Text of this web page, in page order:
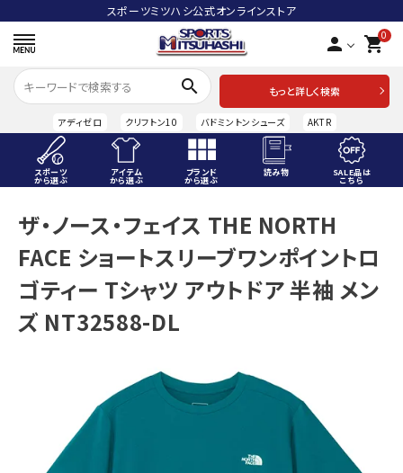
スポーツミツハシ公式オンラインストア
person 0
shopping_cart
search
もっと詳しく検索
アディゼロ クリフトン10 バドミントンシューズ AKTR
スポーツ
から選ぶ
アイテム
から選ぶ
ブランド
から選ぶ
読み物 SALE品は
こちら
ACCOUNT MENU
ようこそ ゲスト 様
meeting_room ログイン person 会員登録
スポーツから選ぶ
ブランドから選ぶ
SALE品はこちら
ザ・ノース・フェイス THE NORTH
FACE ショートスリーブワンポイントロ
ゴティー Tシャツ アウトドア 半袖 メン
ズ NT32588-DL